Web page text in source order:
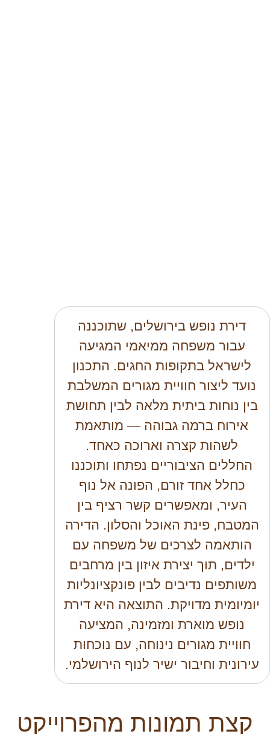
דירת נופש בירושלים, שתוכננה
עבור משפחה ממיאמי המגיעה
לישראל בתקופות החגים. התכנון
נועד ליצור חוויית מגורים המשלבת
בין נוחות ביתית מלאה לבין תחושת
אירוח ברמה גבוהה — מותאמת
לשהות קצרה וארוכה כאחד.
החללים הציבוריים נפתחו ותוכננו
כחלל אחד זורם, הפונה אל נוף
העיר, ומאפשרים קשר רציף בין
המטבח, פינת האוכל והסלון. הדירה
הותאמה לצרכים של משפחה עם
ילדים, תוך יצירת איזון בין מרחבים
משותפים נדיבים לבין פונקציונליות
יומיומית מדויקת. התוצאה היא דירת
נופש מוארת ומזמינה, המציעה
חוויית מגורים נינוחה, עם נוכחות
עירונית וחיבור ישיר לנוף הירושלמי.
קצת תמונות מהפרוייקט